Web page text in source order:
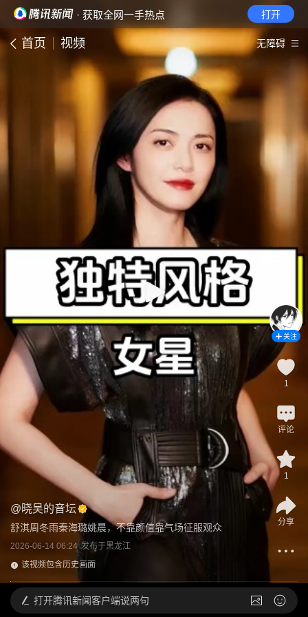
· 获取全网一手热点 打开
首页 视频 无障碍
@晓吴的音坛
舒淇周冬雨秦海璐姚晨，不靠颜值靠气场征服观众
2026-06-14 06:24 发布于黑龙江
该视频包含历史画面
关注
1
评论
1
分享
打开腾讯新闻客户端说两句